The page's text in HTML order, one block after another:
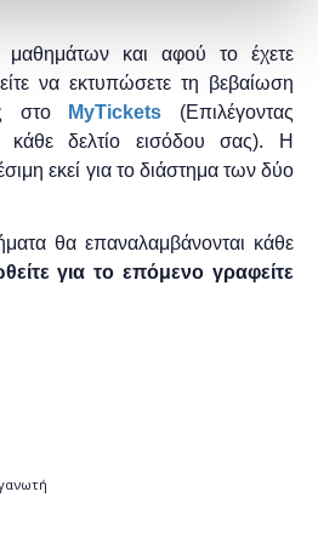
και αφού το έχετε
να εκτυπώσετε τη βεβαίωση
στο
MyTickets (Επιλέγοντας
κάθε δελτίο εισόδου σας). Η
εκεί για το διάστημα των δύο
θα επαναλαμβάνονται κάθε
για το επόμενο γραφείτε